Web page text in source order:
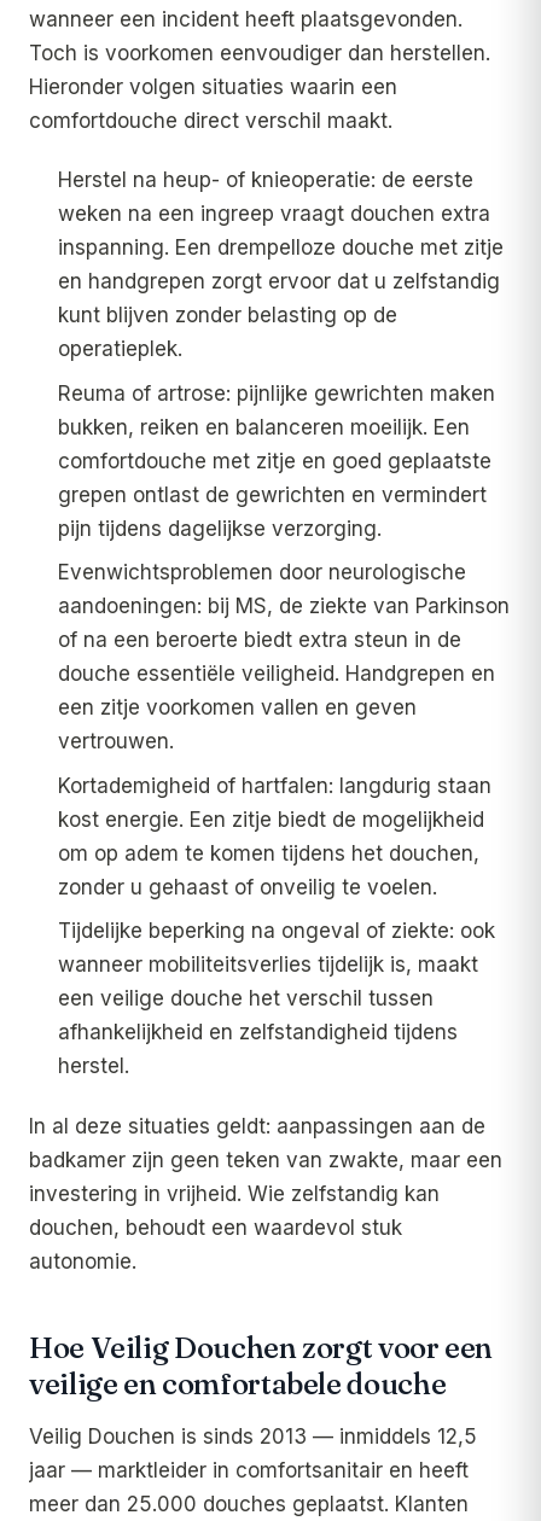
wanneer een incident heeft plaatsgevonden.
Toch is voorkomen eenvoudiger dan herstellen.
Hieronder volgen situaties waarin een
comfortdouche direct verschil maakt.
Herstel na heup- of knieoperatie: de eerste
weken na een ingreep vraagt douchen extra
inspanning. Een drempelloze douche met zitje
en handgrepen zorgt ervoor dat u zelfstandig
kunt blijven zonder belasting op de
operatieplek.
Reuma of artrose: pijnlijke gewrichten maken
bukken, reiken en balanceren moeilijk. Een
comfortdouche met zitje en goed geplaatste
grepen ontlast de gewrichten en vermindert
pijn tijdens dagelijkse verzorging.
Evenwichtsproblemen door neurologische
aandoeningen: bij MS, de ziekte van Parkinson
of na een beroerte biedt extra steun in de
douche essentiële veiligheid. Handgrepen en
een zitje voorkomen vallen en geven
vertrouwen.
Kortademigheid of hartfalen: langdurig staan
kost energie. Een zitje biedt de mogelijkheid
om op adem te komen tijdens het douchen,
zonder u gehaast of onveilig te voelen.
Tijdelijke beperking na ongeval of ziekte: ook
wanneer mobiliteitsverlies tijdelijk is, maakt
een veilige douche het verschil tussen
afhankelijkheid en zelfstandigheid tijdens
herstel.
In al deze situaties geldt: aanpassingen aan de
badkamer zijn geen teken van zwakte, maar een
investering in vrijheid. Wie zelfstandig kan
douchen, behoudt een waardevol stuk
autonomie.
Hoe Veilig Douchen zorgt voor een
veilige en comfortabele douche
Veilig Douchen is sinds 2013 — inmiddels 12,5
jaar — marktleider in comfortsanitair en heeft
meer dan 25.000 douches geplaatst. Klanten